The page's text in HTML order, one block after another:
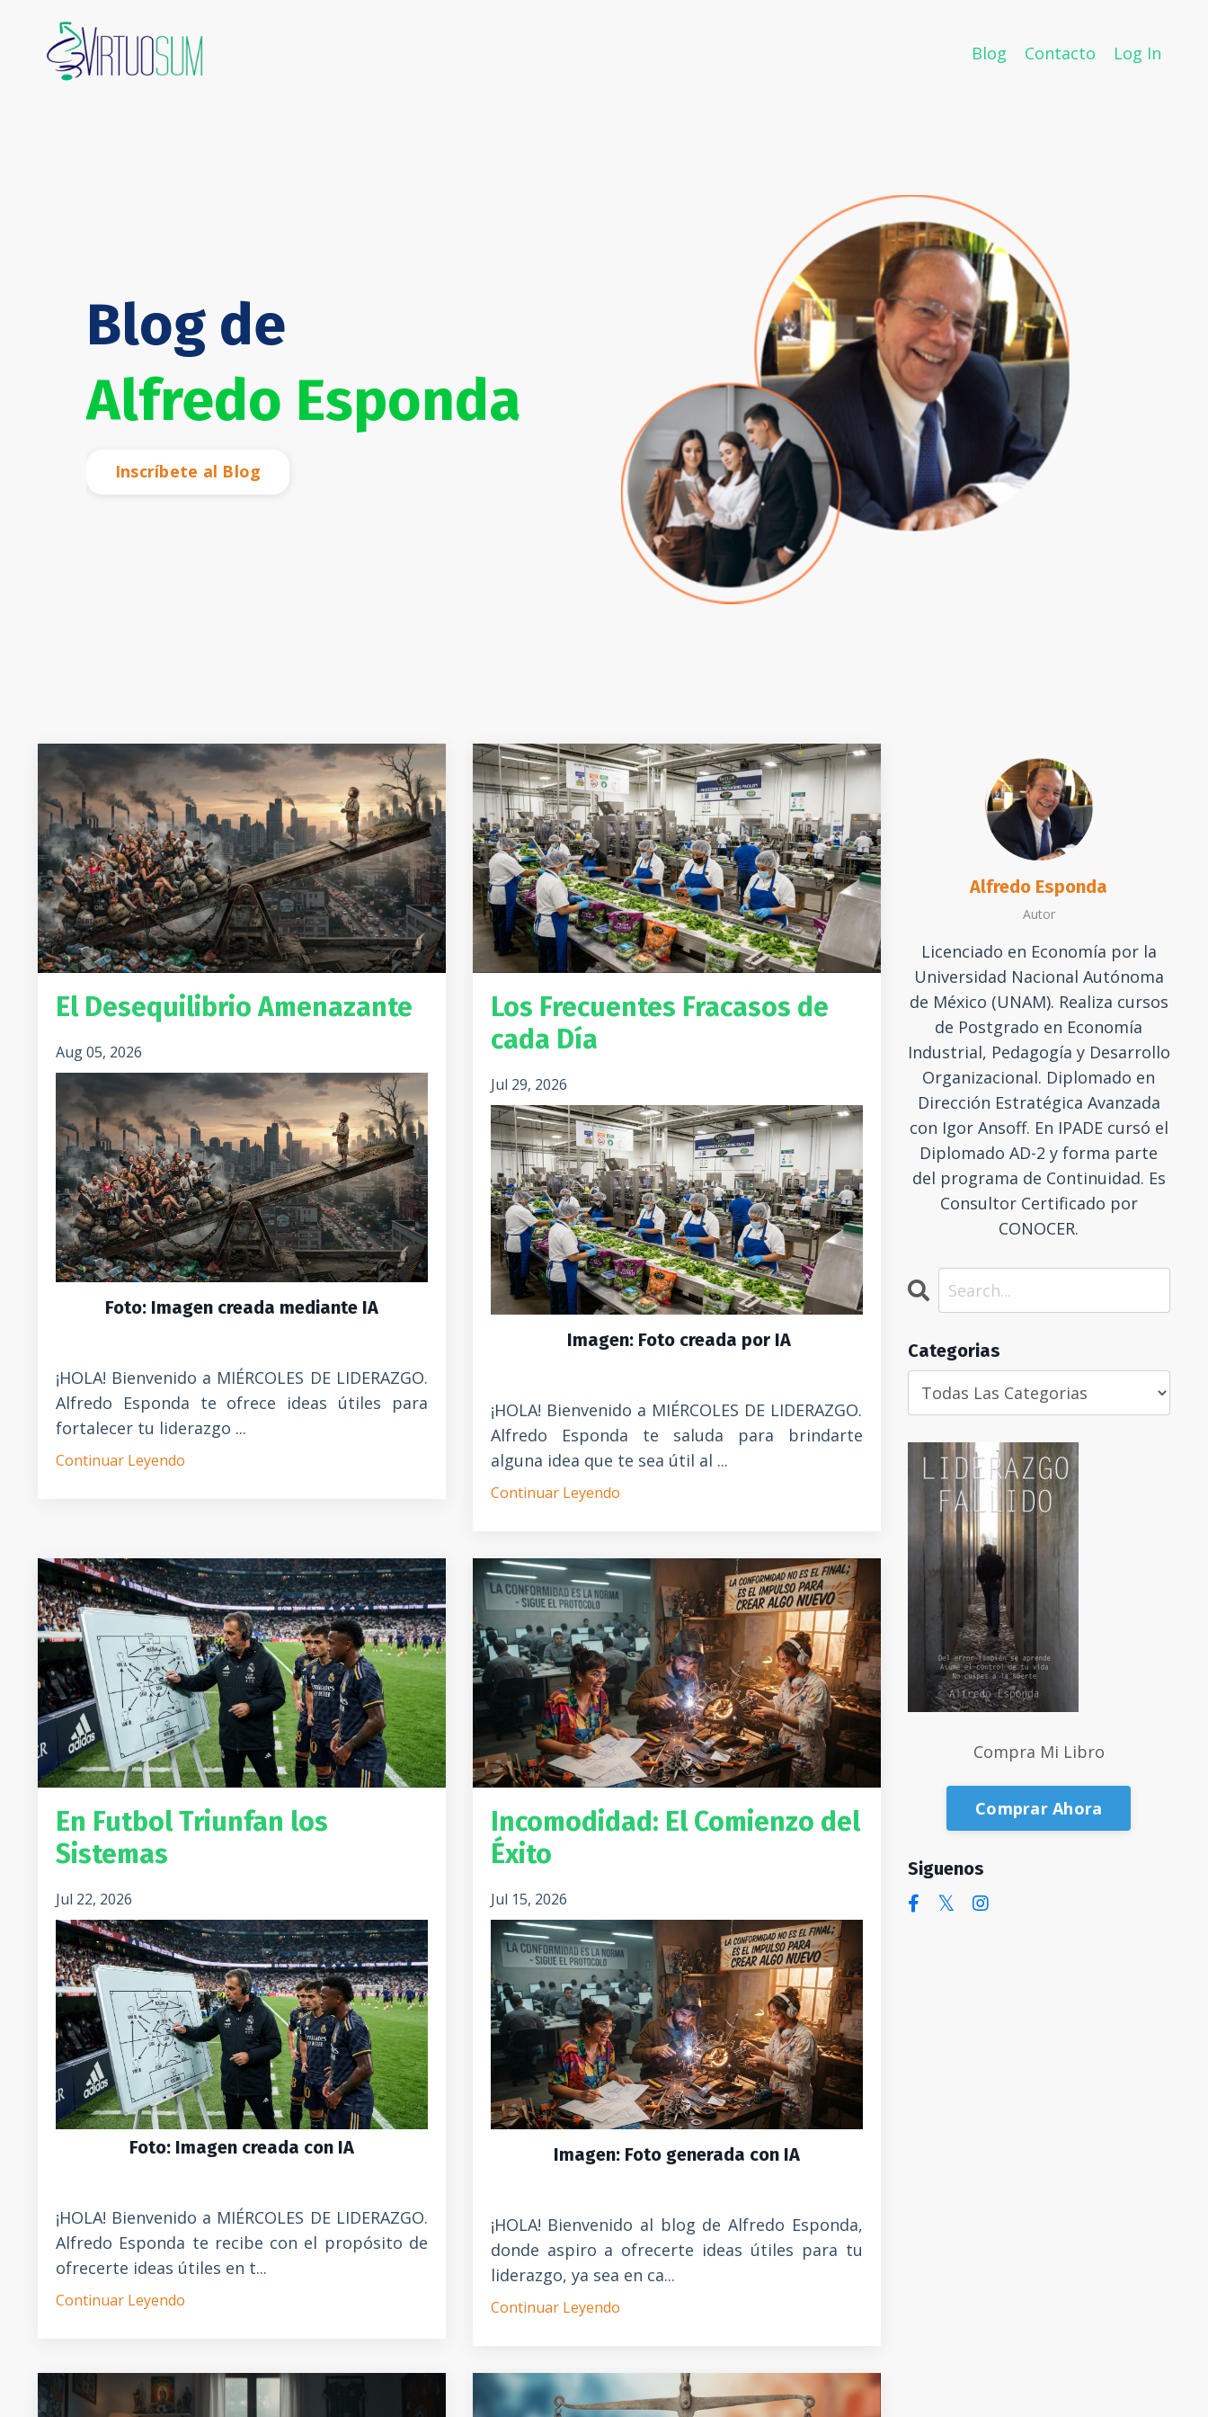
Blog Contacto Log In
Blog de
Alfredo Esponda
Inscríbete al Blog
El Desequilibrio Amenazante
Aug 05, 2026
Foto: Imagen creada mediante IA
¡HOLA! Bienvenido a MIÉRCOLES DE LIDERAZGO.
Alfredo Esponda te ofrece ideas útiles para
fortalecer tu liderazgo ...
Continuar Leyendo
Los Frecuentes Fracasos de
cada Día
Jul 29, 2026
Imagen: Foto creada por IA
¡HOLA! Bienvenido a MIÉRCOLES DE LIDERAZGO.
Alfredo Esponda te saluda para brindarte
alguna idea que te sea útil al ...
Continuar Leyendo
En Futbol Triunfan los
Sistemas
Jul 22, 2026
Foto: Imagen creada con IA
¡HOLA! Bienvenido a MIÉRCOLES DE LIDERAZGO.
Alfredo Esponda te recibe con el propósito de
ofrecerte ideas útiles en t...
Continuar Leyendo
Incomodidad: El Comienzo del
Éxito
Jul 15, 2026
Imagen: Foto generada con IA
¡HOLA! Bienvenido al blog de Alfredo Esponda,
donde aspiro a ofrecerte ideas útiles para tu
liderazgo, ya sea en ca...
Continuar Leyendo
Alfredo Esponda
Autor
Licenciado en Economía por la
Universidad Nacional Autónoma
de México (UNAM). Realiza cursos
de Postgrado en Economía
Industrial, Pedagogía y Desarrollo
Organizacional. Diplomado en
Dirección Estratégica Avanzada
con Igor Ansoff. En IPADE cursó el
Diplomado AD-2 y forma parte
del programa de Continuidad. Es
Consultor Certificado por
CONOCER.
Categorias
Compra Mi Libro
Comprar Ahora
Siguenos